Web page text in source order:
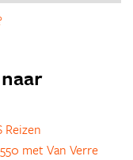
Reizen
met Van Verre